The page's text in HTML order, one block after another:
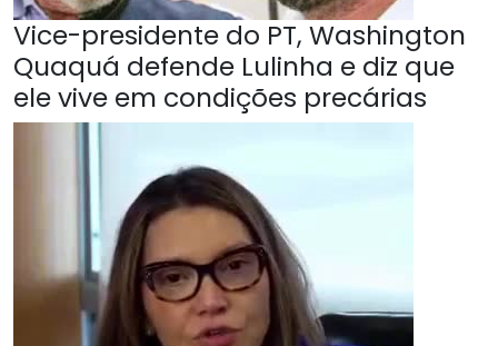
Vice-presidente do PT, Washington
Quaquá defende Lulinha e diz que
ele vive em condições precárias